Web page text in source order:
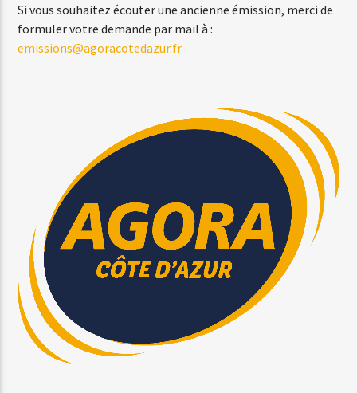
Si vous souhaitez écouter une ancienne émission, merci de
formuler votre demande par mail à :
emissions@agoracotedazur.fr